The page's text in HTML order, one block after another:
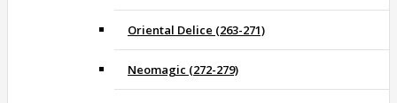
Oriental Delice (263-271)
Neomagic (272-279)